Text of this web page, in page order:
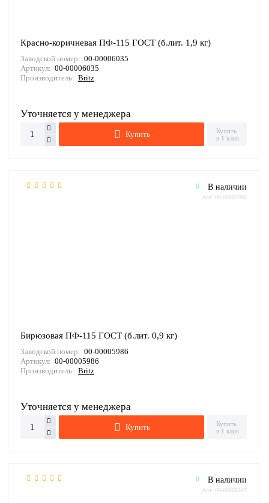
Красно-коричневая ПФ-115 ГОСТ (б.лит. 1,9 кг)
Заводской номер: 00-00006035
Артикул: 00-00006035
Производитель: Britz
Уточняется у менеджера
Купить
Купить
в 1 клик
В наличии
Арт: 00-00005986
Бирюзовая ПФ-115 ГОСТ (б.лит. 0,9 кг)
Заводской номер: 00-00005986
Артикул: 00-00005986
Производитель: Britz
Уточняется у менеджера
Купить
Купить
в 1 клик
В наличии
Арт: 00-00006347